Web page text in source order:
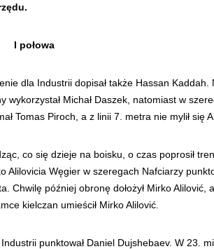
I połowa
dla Industrii dopisał także Hassan
Michał Daszek, natomiast w
Tomas Piroch, a z linii 7. metra nie mylił się
co się dzieje na boisku, o czas poprosił
Węgier w szeregach Nafciarzy
później obronę dołożył Mirko Alilović,
kielczan umieścił Mirko Alilović.
punktował Daniel Dujshebaev. W 23.